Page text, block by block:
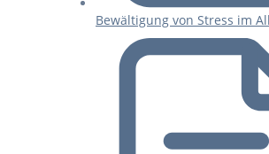
Bewältigung von Stress im